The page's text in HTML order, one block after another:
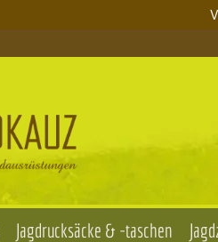
Jagdrucksäcke & -taschen